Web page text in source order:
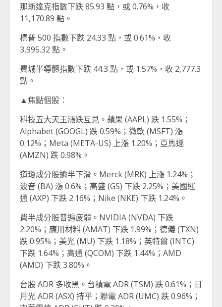
那斯達克指數下跌 85.93 點，或 0.76%，收
11,170.89 點。
標普 500 指數下跌 24.33 點，或 0.61%，收
3,995.32 點。
費城半導體指數下跌 44.3 點，或 1.57%，收 2,777.3
點。
▲焦點個股：
科技五大天王漲跌互見。蘋果 (AAPL) 跌 1.55%；
Alphabet (GOOGL) 跌 0.59%；微軟 (MSFT) 漲
0.12%；Meta (META-US) 上漲 1.20%；亞馬遜
(AMZN) 跌 0.98%。
道瓊成分股逾半下滑。Merck (MRK) 上漲 1.24%；
波音 (BA) 漲 0.6%；高盛 (GS) 下跌 2.25%；美國運
通 (AXP) 下跌 2.16%；Nike (NKE) 下跌 1.24%。
費半成分股普遍疲弱。NVIDIA (NVDA) 下跌
2.20%；應用材料 (AMAT) 下跌 1.99%；德儀 (TXN)
跌 0.95%；美光 (MU) 下跌 1.18%；英特爾 (INTC)
下跌 1.64%；高通 (QCOM) 下跌 1.44%；AMD
(AMD) 下跌 3.80%。
台股 ADR 多收黑。台積電 ADR (TSM) 跌 0.61%；日
月光 ADR (ASX) 持平；聯電 ADR (UMC) 跌 0.96%；